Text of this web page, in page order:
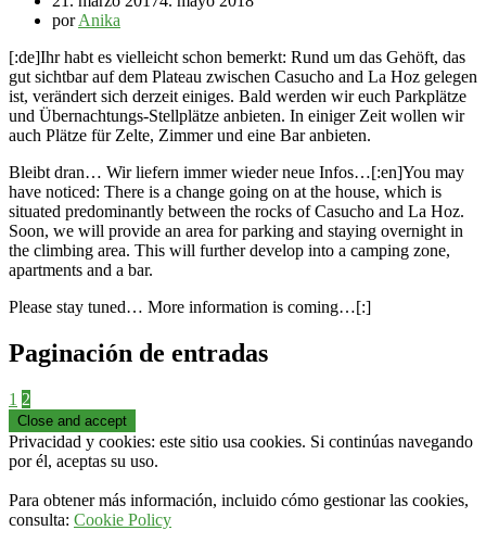
porAnika
[:de]Ihr habt es vielleicht schon bemerkt: Rund um das Gehöft, das
gut sichtbar auf dem Plateau zwischen Casucho and La Hoz gelegen
ist, verändert sich derzeit einiges. Bald werden wir euch Parkplätze
und Übernachtungs-Stellplätze anbieten. In einiger Zeit wollen wir
auch Plätze für Zelte, Zimmer und eine Bar anbieten.
Bleibt dran… Wir liefern immer wieder neue Infos…[:en]You may
have noticed: There is a change going on at the house, which is
situated predominantly between the rocks of Casucho and La Hoz.
Soon, we will provide an area for parking and staying overnight in
the climbing area. This will further develop into a camping zone,
apartments and a bar.
Please stay tuned… More information is coming…[:]
Paginación de entradas
1 2
Privacidad y cookies: este sitio usa cookies. Si continúas navegando
por él, aceptas su uso.
Para obtener más información, incluido cómo gestionar las cookies,
consulta: Cookie Policy